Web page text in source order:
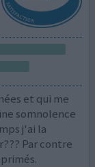
et qui me
somnolence
j'ai la
Par contre